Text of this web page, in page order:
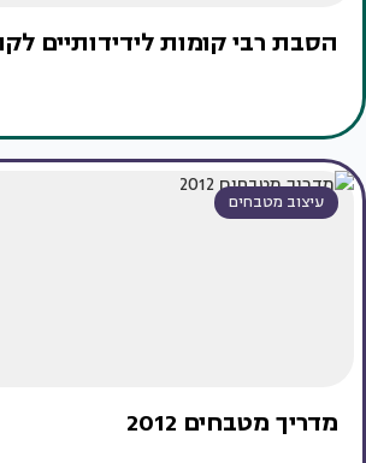
הסבת רבי קומות לידידותיים
עיצוב מטבחים
מדריך מטבחים 2012